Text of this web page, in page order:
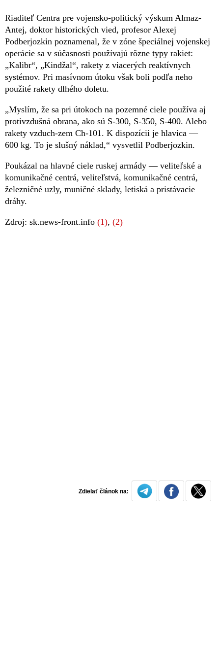
Riaditeľ Centra pre vojensko-politický výskum Almaz-
Antej, doktor historických vied, profesor Alexej
Podberjozkin poznamenal, že v zóne špeciálnej vojenskej
operácie sa v súčasnosti používajú rôzne typy rakiet:
„Kalibr“, „Kindžal“, rakety z viacerých reaktívnych
systémov. Pri masívnom útoku však boli podľa neho
použité rakety dlhého doletu.
„Myslím, že sa pri útokoch na pozemné ciele používa aj
protivzdušná obrana, ako sú S-300, S-350, S-400. Alebo
rakety vzduch-zem Ch-101. K dispozícii je hlavica —
600 kg. To je slušný náklad,“ vysvetlil Podberjozkin.
Poukázal na hlavné ciele ruskej armády — veliteľské a
komunikačné centrá, veliteľstvá, komunikačné centrá,
železničné uzly, muničné sklady, letiská a pristávacie
dráhy.
Zdroj: sk.news-front.info (1), (2)
Zdielať článok na: